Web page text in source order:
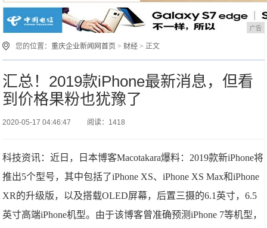
广告
您的位置：重庆企业新闻网首页 > 财经 > 正文
汇总！2019款iPhone最新消息，但看
到价格果粉也犹豫了
2020-05-17 04:46:47 阅读：1418
科技资讯：近日，日本博客Macotakara爆料：2019款新iPhone将
推出5个型号，其中包括了iPhone XS、iPhone XS Max和iPhone
XR的升级版，以及搭载OLED屏幕，后置三摄的6.1英寸，6.5
英寸高端iPhone机型。由于该博客曾准确预测iPhone 7等机型，